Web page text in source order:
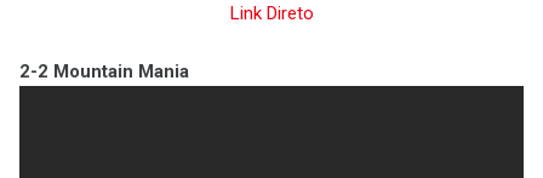
Link Direto
2-2 Mountain Mania